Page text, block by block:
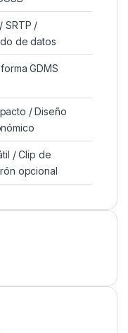
SRTP /
de datos
GDMS
/ Diseño
/ Clip de
opcional